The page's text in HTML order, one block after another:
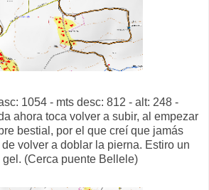
1054 - mts desc: 812 - alt: 248 -
ahora toca volver a subir, al empezar
bestial, por el que creí que jamás
volver a doblar la pierna. Estiro un
gel. (Cerca puente Bellele)